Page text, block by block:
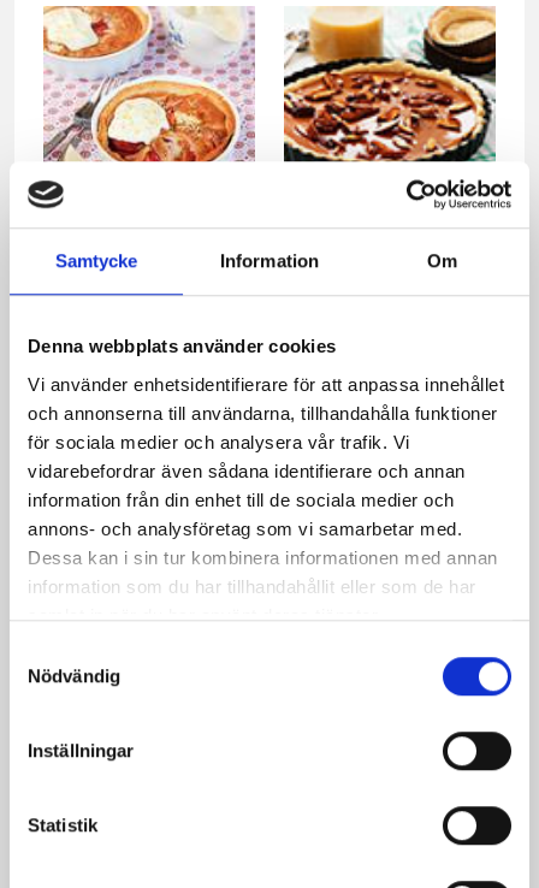
Samtycke Information Om
Denna webbplats använder cookies
Vi använder enhetsidentifierare för att anpassa innehållet
och annonserna till användarna, tillhandahålla funktioner
för sociala medier och analysera vår trafik. Vi
vidarebefordrar även sådana identifierare och annan
information från din enhet till de sociala medier och
annons- och analysföretag som vi samarbetar med.
Dessa kan i sin tur kombinera informationen med annan
information som du har tillhandahållit eller som de har
samlat in när du har använt deras tjänster.
Nödvändig
Inställningar
Statistik
karamellmandlar
Relaterade recept:
pajer paj
Dela
på
Facebook
Dela
på
Twitter
Dela
på
Pinterest
Dela
via
e-
post
Skriv
ut